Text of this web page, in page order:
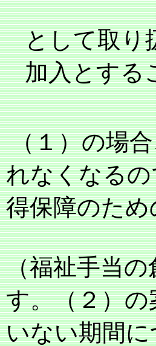
として取り
加入とする
（１）の場
れなくなる
得保障のため
（福祉手当
す。（２）
いない期間